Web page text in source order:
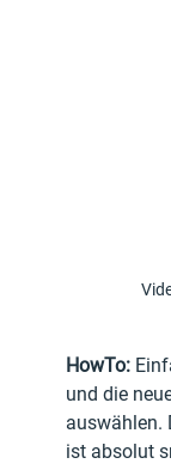
HowTo:
und die
auswählen.
ist absolut